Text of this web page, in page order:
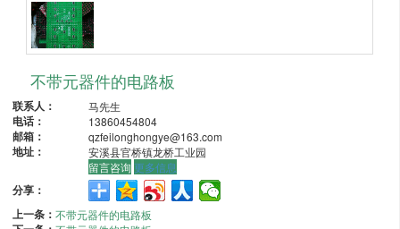
不带元器件的电路板
联系人： 马先生
电话： 13860454804
邮箱： qzfeilonghongye@163.com
地址：
安溪县官桥镇龙桥工业园
留言咨询 更多信息
分享：
上一条：不带元器件的电路板